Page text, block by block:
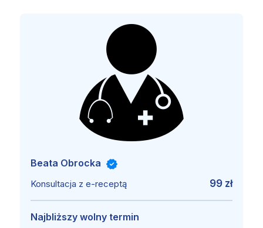
Beata Obrocka
Konsultacja z e-receptą 99 zł
Najbliższy wolny termin